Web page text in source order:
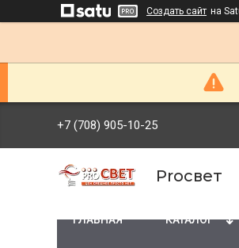
Создать сайт на
+7 (708) 905-10-25
Proсвет
ГЛАВНАЯ КАТАЛОГ